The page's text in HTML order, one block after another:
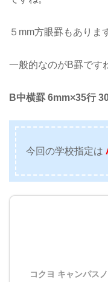
５mm方眼罫もありま
一般的なのがB罫です
B中横罫 6mm×35行
今回の学校指定は
コクヨ キャンパス